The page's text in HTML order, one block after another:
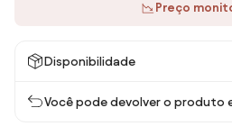
Preço
Disponibilidade
Você pode devolver o produto